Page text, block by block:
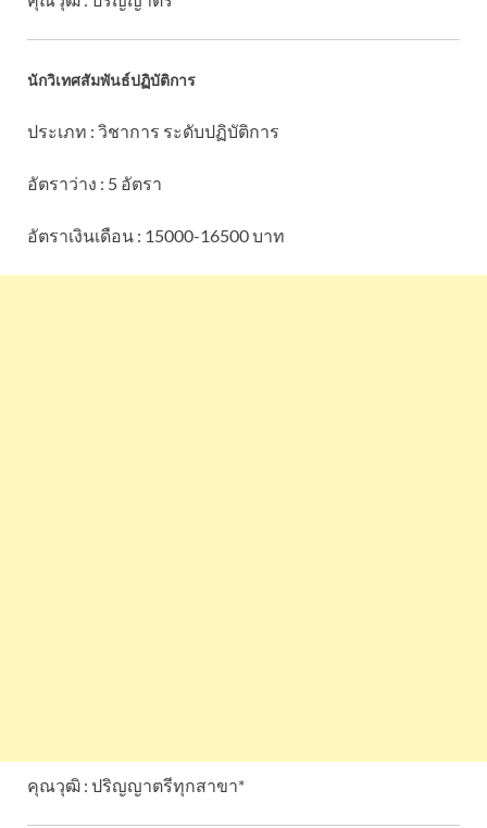
นักวิเทศสัมพันธ์ปฏิบัติการ
ประเภท : วิชาการ ระดับปฏิบัติการ
อัตราว่าง : 5 อัตรา
อัตราเงินเดือน : 15000-16500 บาท
คุณวุฒิ : ปริญญาตรีทุกสาขา*